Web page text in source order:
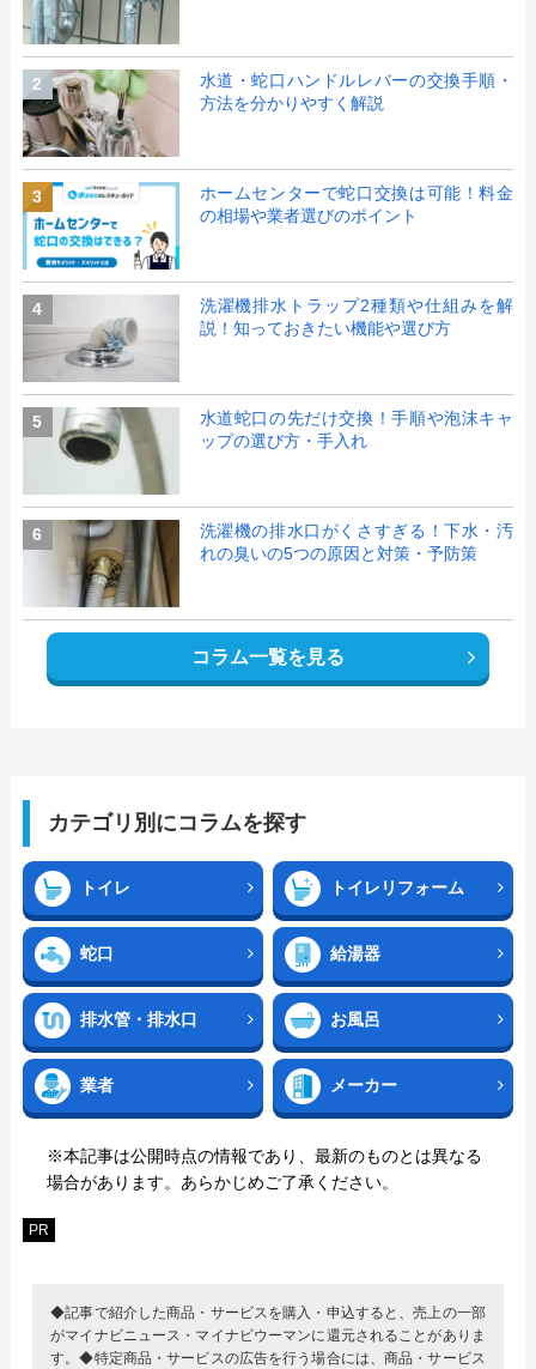
2
水道・蛇口ハンドルレバーの交換手順・
方法を分かりやすく解説
3
ホームセンターで蛇口交換は可能！料金
の相場や業者選びのポイント
4
洗濯機排水トラップ2種類や仕組みを解
説！知っておきたい機能や選び方
5
水道蛇口の先だけ交換！手順や泡沫キャ
ップの選び方・手入れ
6
洗濯機の排水口がくさすぎる！下水・汚
れの臭いの5つの原因と対策・予防策
コラム一覧を見る
カテゴリ別にコラムを探す
トイレ トイレリフォーム
蛇口 給湯器
排水管・排水口 お風呂
業者 メーカー
※本記事は公開時点の情報であり、最新のものとは異なる
場合があります。あらかじめご了承ください。
PR
◆記事で紹介した商品・サービスを購入・申込すると、売上の一部
がマイナビニュース・マイナビウーマンに還元されることがありま
す。◆特定商品・サービスの広告を行う場合には、商品・サービス